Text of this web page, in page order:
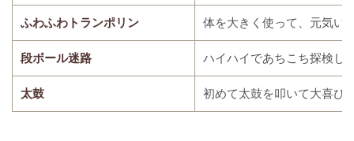
ふわふわトランポリン 体を大きく使って、元気い
段ボール迷路 ハイハイであちこち探検し
太鼓 初めて太鼓を叩いて大喜び